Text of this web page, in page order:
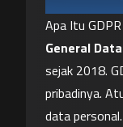
Apa Itu GDPR
General
sejak 2018.
pribadinya.
data